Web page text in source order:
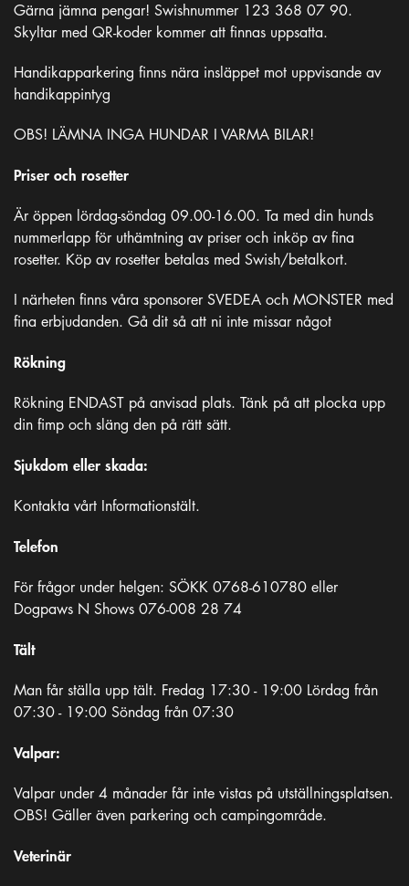
Gärna jämna pengar! Swishnummer 123 368 07 90.
Skyltar med QR-koder kommer att finnas uppsatta.
Handikapparkering finns nära insläppet mot uppvisande av
handikappintyg
OBS! LÄMNA INGA HUNDAR I VARMA BILAR!
Priser och rosetter
Är öppen lördag-söndag 09.00-16.00. Ta med din hunds
nummerlapp för uthämtning av priser och inköp av fina
rosetter. Köp av rosetter betalas med Swish/betalkort.
I närheten finns våra sponsorer SVEDEA och MONSTER med
fina erbjudanden. Gå dit så att ni inte missar något
Rökning
Rökning ENDAST på anvisad plats. Tänk på att plocka upp
din fimp och släng den på rätt sätt.
Sjukdom eller skada:
Kontakta vårt Informationstält.
Telefon
För frågor under helgen: SÖKK 0768-610780 eller
Dogpaws N Shows 076-008 28 74
Tält
Man får ställa upp tält. Fredag 17:30 - 19:00 Lördag från
07:30 - 19:00 Söndag från 07:30
Valpar:
Valpar under 4 månader får inte vistas på utställningsplatsen.
OBS! Gäller även parkering och campingområde.
Veterinär